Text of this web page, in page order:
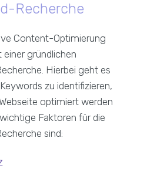
Recherche
Content-Optimierung
gründlichen
Hierbei geht es
zu identifizieren,
optimiert werden
Faktoren für die
sind: